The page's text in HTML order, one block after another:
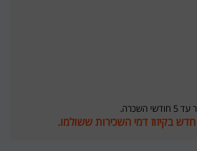
בקיזוז דמי השכירות ששולמו.